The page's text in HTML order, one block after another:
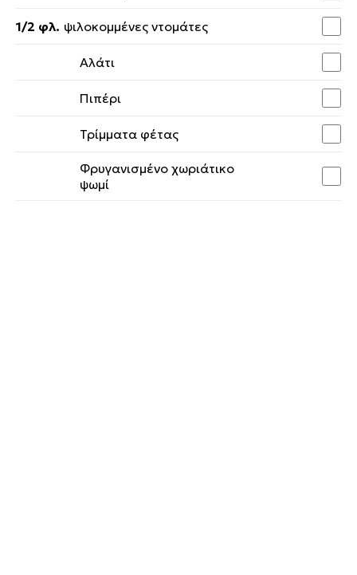
1/2 φλ. ψιλοκομμένες ντομάτες
Αλάτι
Πιπέρι
Τρίμματα φέτας
Φρυγανισμένο χωριάτικο
ψωμί